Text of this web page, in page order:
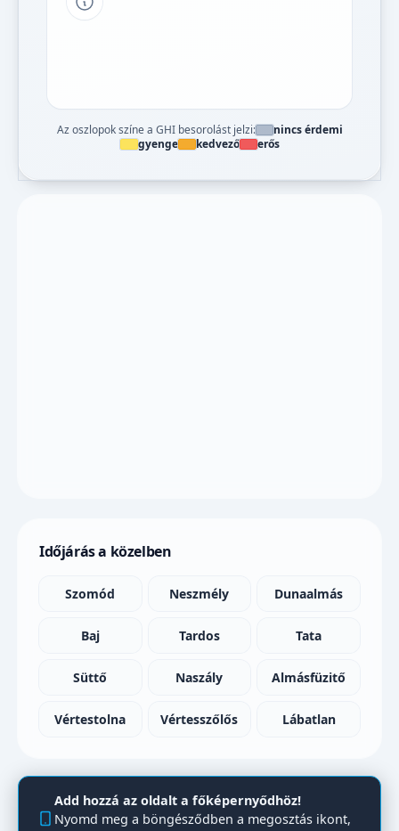
Tipp a grafikon jelmagyarázatához
Az oszlopok színe a GHI besorolást jelzi:
nincs érdemi
gyenge
kedvező erős
Időjárás a közelben
Szomód Neszmély Dunaalmás
Baj Tardos Tata
Süttő Naszály Almásfüzitő
Vértestolna Vértesszőlős Lábatlan
Add hozzá az oldalt a főképernyődhöz!
Nyomd meg a böngésződben a megosztás ikont,